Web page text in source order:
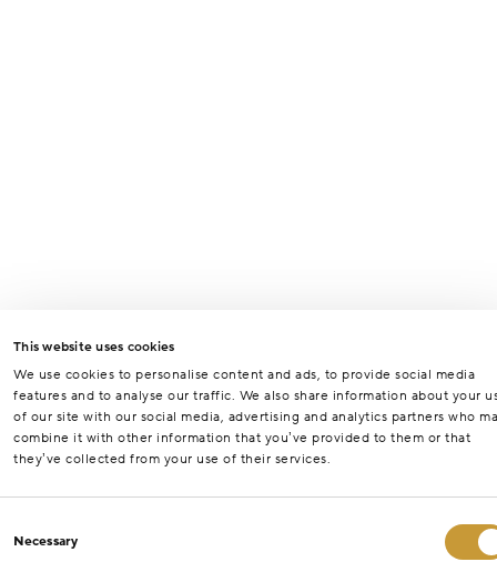
This website uses cookies
We use cookies to personalise content and ads, to provide social media
features and to analyse our traffic. We also share information about your
of our site with our social media, advertising and analytics partners who
combine it with other information that you’ve provided to them or that
they’ve collected from your use of their services.
Selection
Necessary